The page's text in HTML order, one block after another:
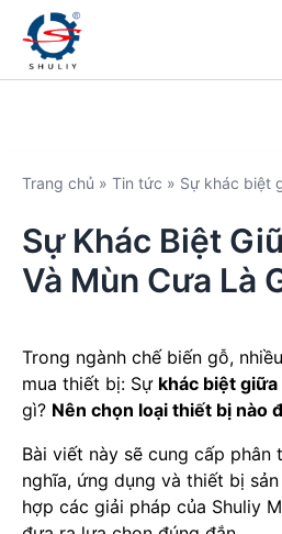
Trang chủ » Tin tức » Sự khác biệt
Sự Khác Biệt
Và Mùn Cưa Là
Trong ngành chế biến gỗ,
mua thiết bị: Sự khác biệt
gì? Nên chọn loại thiết bị nào
Bài viết này sẽ cung cấp
nghĩa, ứng dụng và thiết bị
hợp các giải pháp của Shuliy